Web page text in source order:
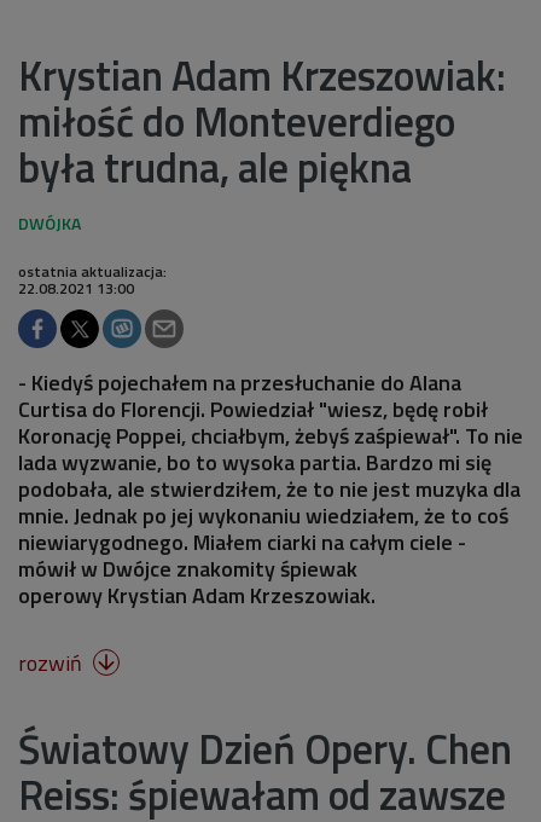
Krystian Adam Krzeszowiak:
miłość do Monteverdiego
była trudna, ale piękna
ostatnia aktualizacja:
22.08.2021 13:00
- Kiedyś pojechałem na przesłuchanie do Alana
Curtisa do Florencji. Powiedział "wiesz, będę robił
Koronację Poppei, chciałbym, żebyś zaśpiewał". To nie
lada wyzwanie, bo to wysoka partia. Bardzo mi się
podobała, ale stwierdziłem, że to nie jest muzyka dla
mnie. Jednak po jej wykonaniu wiedziałem, że to coś
niewiarygodnego. Miałem ciarki na całym ciele -
mówił w Dwójce znakomity śpiewak
operowy Krystian Adam Krzeszowiak.
rozwiń 
Światowy Dzień Opery. Chen
Reiss: śpiewałam od zawsze